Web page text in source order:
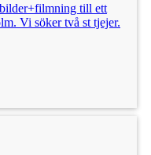
till ett
Vi söker två st tjejer.